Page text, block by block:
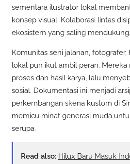
sementara ilustrator lokal
konsep visual. Kolaborasi lintas
ekosistem yang saling mendukung.
Komunitas seni jalanan,
lokal pun ikut ambil peran.
proses dan hasil karya, lalu
sosial. Dokumentasi ini menjadi
perkembangan skena kustom di
memicu minat generasi muda
serupa.
Read also: Hilux Baru Masuk